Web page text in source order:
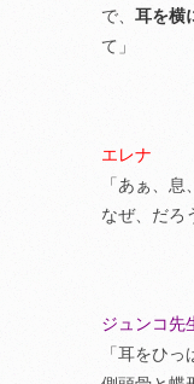
で、 耳を横
て」
エレナ
「あぁ、息
なぜ、だろ
ジュンコ先
「耳をひっ